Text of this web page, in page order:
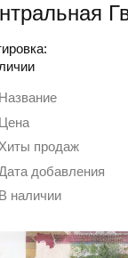
Название
Цена
Хиты продаж
Дата добавления
В наличии